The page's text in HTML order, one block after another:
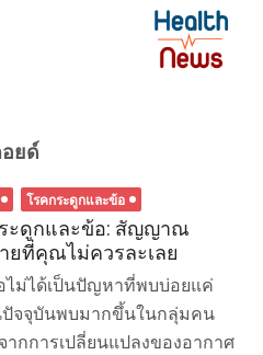
ยด์
โรคกระดูกและข้อ
ะดูกและข้อ: สัญญาณ
ยที่คุณไม่ควรละเลย
ไม่ได้เป็นปัญหาที่พบบ่อยแค่
ปัจจุบันพบมากขึ้นในกลุ่มคน
กการเปลี่ยนแปลงของอากาศ